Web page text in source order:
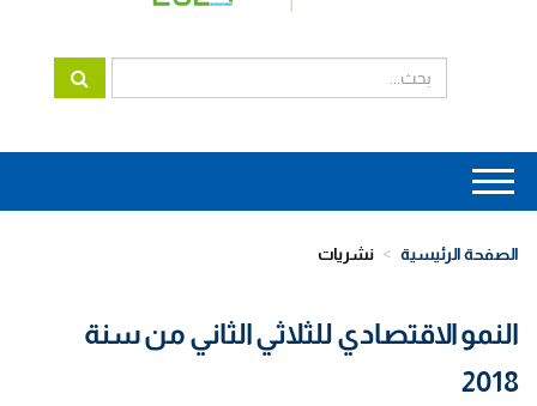
Main
navigation
الصفحة الرئيسية نشريات
النمو الاقتصادي للثلاثي الثاني من سنة
2018